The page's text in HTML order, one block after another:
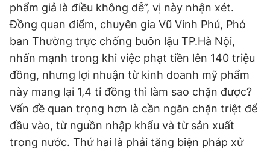
phẩm giả là điều không dễ”, vị này nhận xét.
Đồng quan điểm, chuyên gia Vũ Vinh Phú, Phó
ban Thường trực chống buôn lậu TP.Hà Nội,
nhấn mạnh trong khi việc phạt tiền lên 140 triệu
đồng, nhưng lợi nhuận từ kinh doanh mỹ phẩm
này mang lại 1,4 tỉ đồng thì làm sao chặn được?
Vấn đề quan trọng hơn là cần ngăn chặn triệt để
đầu vào, từ nguồn nhập khẩu và từ sản xuất
trong nước. Thứ hai là phải tăng biện pháp xử